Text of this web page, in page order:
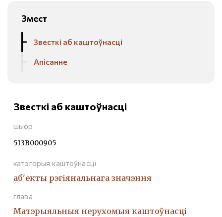
Змест
Звесткі аб каштоўнасці
Апісанне
Звесткі аб каштоўнасці
шыфр
513В000905
катэгорыя каштоўнасці
аб'екты рэгіянальнага значэння
глава
Матэрыяльныя нерухомыя каштоўнасці